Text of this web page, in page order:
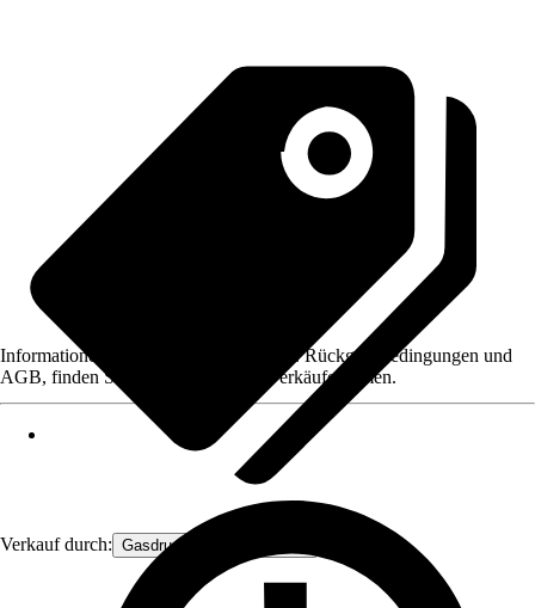
Verkauf durch: Gasdruckfeder Großhandel
Informationen des Verkäufers, wie z. B. Rückgabebedingungen und
AGB, finden Sie bei Klick auf den Verkäufernamen.